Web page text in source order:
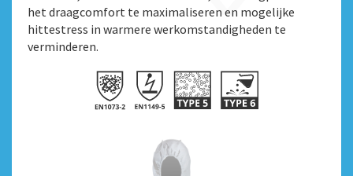
het draagcomfort te maximaliseren en mogelijke
hittestress in warmere werkomstandigheden te
verminderen.